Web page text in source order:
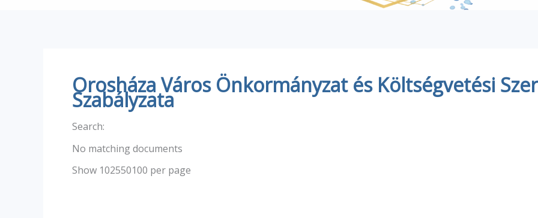
Orosháza Város Önkormányzat és Költségvetési
Szabályzata
Search:
No matching documents
Show 102550100 per page